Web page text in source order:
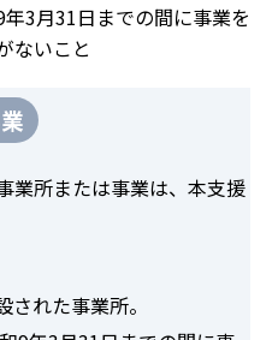
3月31日までの間に事業を
ないこと
業所または事業は、本支援
れた事業所。